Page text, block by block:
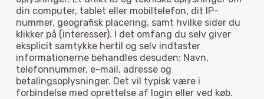
din computer, tablet eller mobiltelefon, dit IP-
nummer, geografisk placering, samt hvilke sider du
klikker på (interesser). I det omfang du selv giver
eksplicit samtykke hertil og selv indtaster
informationerne behandles desuden: Navn,
telefonnummer, e-mail, adresse og
betalingsoplysninger. Det vil typisk være i
forbindelse med oprettelse af login eller ved køb.